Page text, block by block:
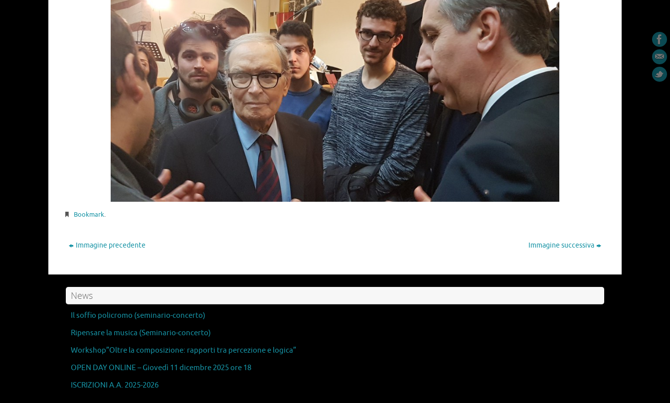
Bookmark.
Immagine precedente Immagine successiva
News
Il soffio policromo (seminario-concerto)
Ripensare la musica (Seminario-concerto)
Workshop”Oltre la composizione: rapporti tra percezione e logica”
OPEN DAY ONLINE – Giovedì 11 dicembre 2025 ore 18
ISCRIZIONI A.A. 2025-2026